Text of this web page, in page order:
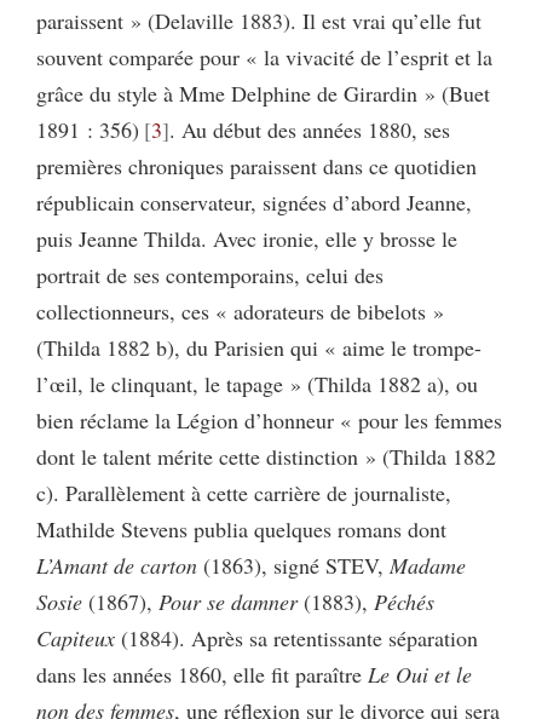
paraissent » (Delaville 1883). Il est vrai qu’elle fut
souvent comparée pour « la vivacité de l’esprit et la
grâce du style à Mme Delphine de Girardin » (Buet
1891 : 356) 3 . Au début des années 1880, ses
premières chroniques paraissent dans ce quotidien
républicain conservateur, signées d’abord Jeanne,
puis Jeanne Thilda. Avec ironie, elle y brosse le
portrait de ses contemporains, celui des
collectionneurs, ces « adorateurs de bibelots »
(Thilda 1882 b), du Parisien qui « aime le trompe-
l’œil, le clinquant, le tapage » (Thilda 1882 a), ou
bien réclame la Légion d’honneur « pour les femmes
dont le talent mérite cette distinction » (Thilda 1882
c). Parallèlement à cette carrière de journaliste,
Mathilde Stevens publia quelques romans dont
L’Amant de carton (1863), signé STEV, Madame
Sosie (1867), Pour se damner(1883), Péchés
Capiteux (1884). Après sa retentissante séparation
dans les années 1860, elle fit paraître Le Oui et le
non des femmes, une réflexion sur le divorce qui sera